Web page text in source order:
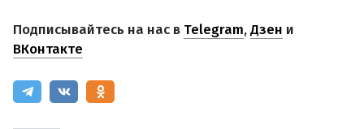
Подписывайтесь на нас в Telegram,Дзен и
ВКонтакте